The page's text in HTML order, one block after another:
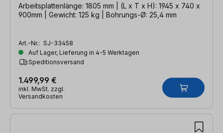
Arbeitsplattenlänge: 1805 mm | (L x T x H): 1945 x 740 x
900mm | Gewicht: 125 kg | Bohrungs-Ø: 25,4 mm
Art.-Nr.: SJ-33458
Auf Lager, Lieferung in 4-5 Werktagen
Speditionsversand
1.499,99 €
inkl. MwSt. zzgl.
Versandkosten